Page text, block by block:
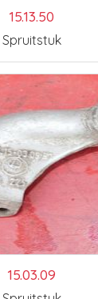
15.13.50
Spruitstuk
15.03.09